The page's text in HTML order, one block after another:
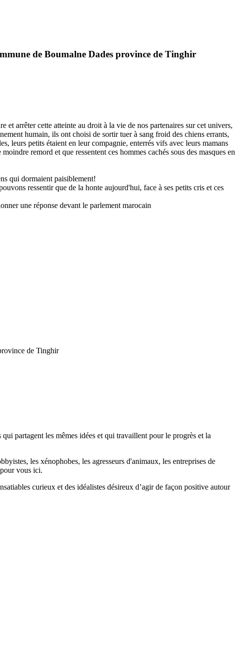
de Boumalne Dades province de Tinghir
arrêter cette atteinte au droit à la vie de nos partenaires sur cet univers,
humain, ils ont choisi de sortir tuer à sang froid des chiens errants,
leurs petits étaient en leur compagnie, enterrés vifs avec leurs mamans
remord et que ressentent ces hommes cachés sous des masques en
qui dormaient paisiblement!
ressentir que de la honte aujourd'hui, face à ses petits cris et ces
une réponse devant le parlement marocain
de Tinghir
partagent les mêmes idées et qui travaillent pour le progrès et la
les xénophobes, les agresseurs d'animaux, les entreprises de
vous ici.
curieux et des idéalistes désireux d’agir de façon positive autour